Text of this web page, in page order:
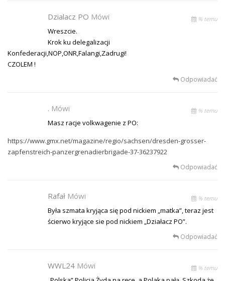
Dzialacz PO Mówi % temu
Wreszcie.
Krok ku delegalizacji
Konfederacji,NOP,ONR,Falangi,Zadrugi!
CZOLEM !
Odpowiadać
. Mówi % temu
Masz racje volkwagenie z PO:
https://www.gmx.net/magazine/regio/sachsen/dresden-grosser-
zapfenstreich-panzergrenadierbrigade-37-36237922
Odpowiadać
Rafał Mówi % temu
Była szmata kryjąca się pod nickiem „matka”, teraz jest
ścierwo kryjące sie pod nickiem „Działacz PO”.
Odpowiadać
WWL24 Mówi % temu